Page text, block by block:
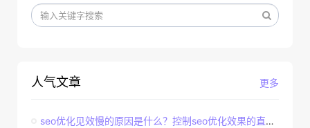
更多
人气文章
seo优化见效慢的原因是什么？控制seo优化效果的直接因素